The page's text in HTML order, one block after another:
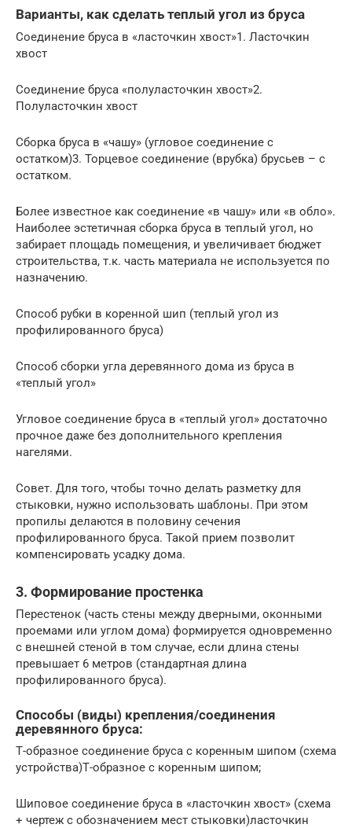
Варианты, как сделать теплый угол из бруса
Соединение бруса в «ласточкин хвост»1. Ласточкин
хвост
Соединение бруса «полуласточкин хвост»2.
Полуласточкин хвост
Сборка бруса в «чашу» (угловое соединение с
остатком)3. Торцевое соединение (врубка) брусьев – с
остатком.
Более известное как соединение «в чашу» или «в обло».
Наиболее эстетичная сборка бруса в теплый угол, но
забирает площадь помещения, и увеличивает бюджет
строительства, т.к. часть материала не используется по
назначению.
Способ рубки в коренной шип (теплый угол из
профилированного бруса)
Способ сборки угла деревянного дома из бруса в
«теплый угол»
Угловое соединение бруса в «теплый угол» достаточно
прочное даже без дополнительного крепления
нагелями.
Совет. Для того, чтобы точно делать разметку для
стыковки, нужно использовать шаблоны. При этом
пропилы делаются в половину сечения
профилированного бруса. Такой прием позволит
компенсировать усадку дома.
3. Формирование простенка
Перестенок (часть стены между дверными, оконными
проемами или углом дома) формируется одновременно
с внешней стеной в том случае, если длина стены
превышает 6 метров (стандартная длина
профилированного бруса).
Способы (виды) крепления/соединения
деревянного бруса:
Т-образное соединение бруса с коренным шипом (схема
устройства)Т-образное с коренным шипом;
Шиповое соединение бруса в «ласточкин хвост» (схема
+ чертеж с обозначением мест стыковки)ласточкин